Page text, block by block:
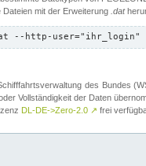
Dateien mit der Erweiterung .dat
--http-user="ihr_login"
des Bundes
Vollständigkeit der Daten
DL-DE->Zero-2.0 ↗ frei